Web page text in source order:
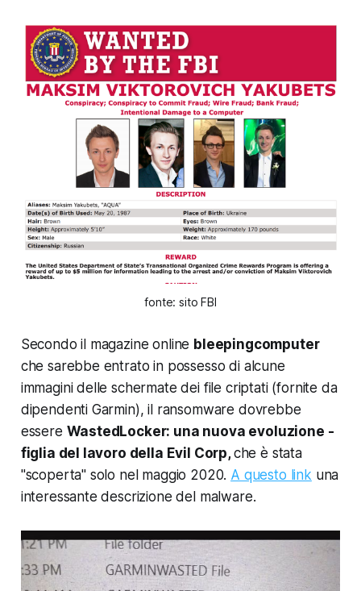
fonte: sito FBI
Secondo il magazine online bleepingcomputer
che sarebbe entrato in possesso di alcune
immagini delle schermate dei file criptati (fornite da
dipendenti Garmin), il ransomware dovrebbe
essere WastedLocker: una nuova evoluzione -
figlia del lavoro della Evil Corp,che è stata
"scoperta" solo nel maggio 2020. A questo link una
interessante descrizione del malware.